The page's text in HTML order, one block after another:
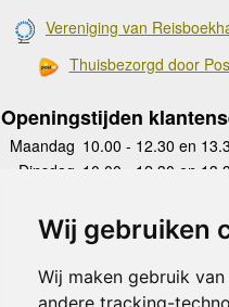
Wij gebruiken
Wij maken gebruik
andere tracking-
Vereniging van
Thuisbezorgd door
Openingstijden
Maandag 10.00 - 12.30 en
Dinsdag 10.00 - 12.30 en
Donderdag
10.00 - 12.30 en
Vrijdag 10.00 - 12.30 en
Zaterdag
gesloten
Zondag gesloten